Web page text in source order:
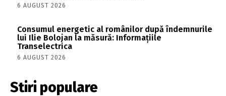
6 AUGUST 2026
Consumul energetic al românilor după îndemnurile
lui Ilie Bolojan la măsură: Informațiile
Transelectrica
6 AUGUST 2026
Stiri populare